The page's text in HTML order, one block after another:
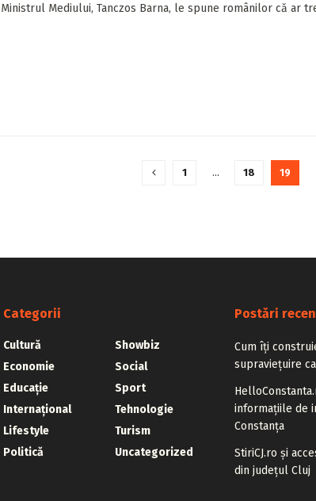
Ministrul Mediului, Tanczos Barna, le spune românilor că ar
1 … 18 19
Categorii
Cultură
Economie
Educație
Internațional
Lifestyle
Politică
Showbiz
Social
Sport
Tehnologie
Turism
Uncategorized
Postări
Cum îți
supraviețuire
informațiile de
Constanța
StiriCJ.ro și
din județul Cluj